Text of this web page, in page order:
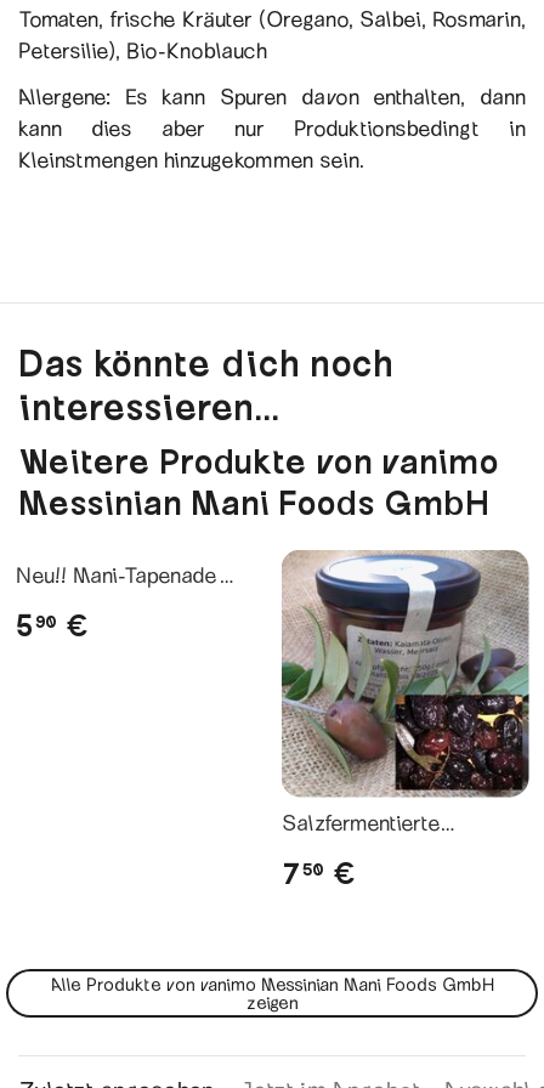
Tomaten, frische Kräuter (Oregano, Salbei, Rosmarin,
Petersilie), Bio-Knoblauch
Allergene: Es kann Spuren davon enthalten, dann
kann dies aber nur Produktionsbedingt in
Kleinstmengen hinzugekommen sein.
Das könnte dich noch
interessieren...
Weitere Produkte von vanimo
Messinian Mani Foods GmbH
Neu!! Mani-Tapenade
590 €
Salzfermentierte
750 €
Alle Produkte von vanimo Messinian Mani Foods GmbH
zeigen